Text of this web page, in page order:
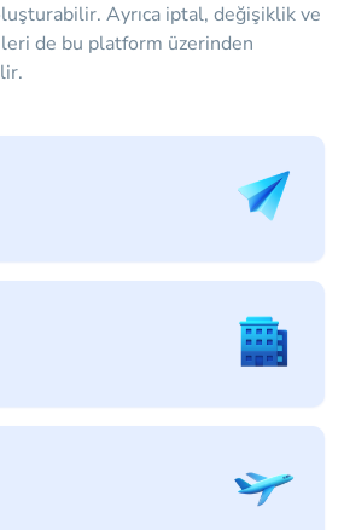
Ayrıca iptal, değişiklik ve
de bu platform üzerinden